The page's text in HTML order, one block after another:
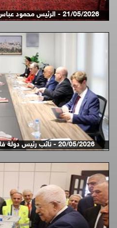
21/05/2026 - الرئيس محمود عباس يستقبل وفد مشايخ ووجها ...
20/05/2026 - نائب رئيس دولة فلسطين حسين الشيخ، خلال ...